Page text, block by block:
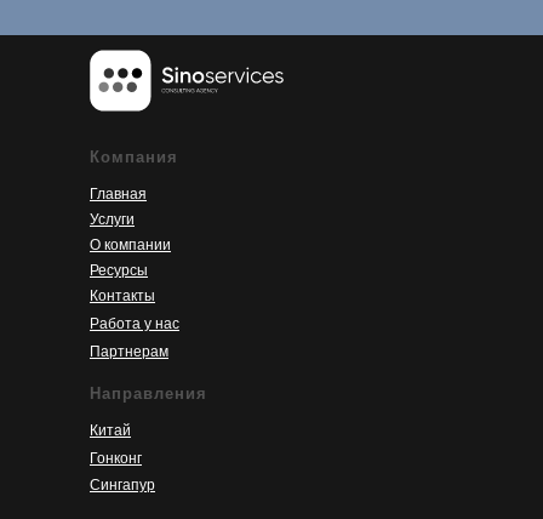
Компания
Главная
Направления
Китай
Контакты
Услуги
О компании
Ресурсы
Работа у нас
Партнерам
Гонконг
Сингапур